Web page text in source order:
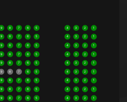
9 8 7 6 5 4 3 2 1
9 8 7 6 5 4 3 2 1
9 8 7 6 5 4 3 2 1
9 8 7 6 5 4 3 2 1
9 8 7 6 5 4 3 2 1
9 8 7 6 5 4 3 2 1
9 8 7 6 5 4 3 2 1
9 8 7 6 5 4 3 2 1
9 8 7 6 5 4 3 2 1